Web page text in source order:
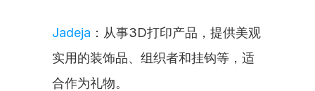
Jadeja ：从事3D打印产品，提供美观
实用的装饰品、组织者和挂钩等，适
合作为礼物。